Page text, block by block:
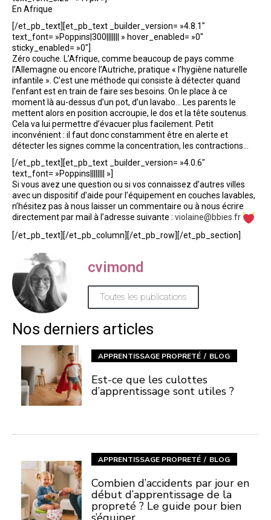
En Afrique
[/et_pb_text][et_pb_text _builder_version= »4.8.1″
text_font= »Poppins|300||||||| » hover_enabled= »0″
sticky_enabled= »0″]
Zéro couche. L’Afrique, comme beaucoup de pays comme
l’Allemagne ou encore l’Autriche, pratique « l’hygiène naturelle
infantile ». C’est une méthode qui consiste à détecter quand
l’enfant est en train de faire ses besoins. On le place à ce
moment là au-dessus d’un pot, d’un lavabo… Les parents le
mettent alors en position accroupie, le dos et la tête soutenus.
Cela va lui permettre d’évacuer plus facilement. Petit
inconvénient : il faut donc constamment être en alerte et
détecter les signes comme la concentration, les contractions…
[/et_pb_text][et_pb_text _builder_version= »4.0.6″
text_font= »Poppins|||||||| »]
Si vous avez une question ou si vos connaissez d’autres villes
avec un dispositif d’aide pour l’équipement en couches lavables,
n’hésitez pas à nous laisser un commentaire ou à nous écrire
directement par mail à l’adresse suivante : violaine@bbies.fr
[/et_pb_text][/et_pb_column][/et_pb_row][/et_pb_section]
cvimond
Toutes les publications
Nos derniers articles
APPRENTISSAGE PROPRETÉ BLOG
Est-ce que les culottes
d’apprentissage sont utiles ?
APPRENTISSAGE PROPRETÉ BLOG
Combien d’accidents par jour en
début d’apprentissage de la
propreté ? Le guide pour bien